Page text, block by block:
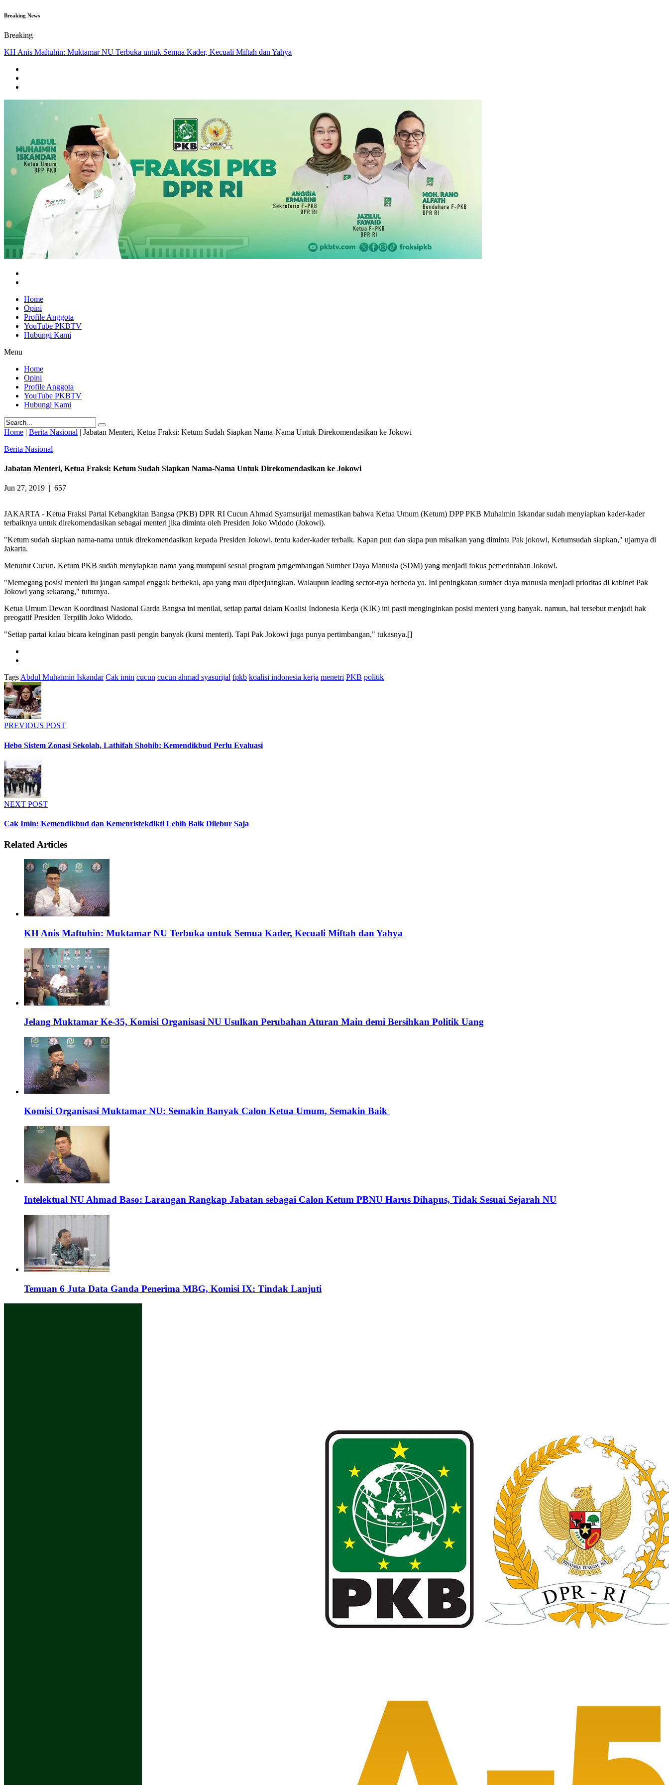
Breaking News
Breaking
KH Anis Maftuhin: Muktamar NU Terbuka untuk Semua Kader, Kecuali Miftah dan Yahya
Home
Opini
Profile Anggota
YouTube PKBTV
Hubungi Kami
Menu
Home
Opini
Profile Anggota
YouTube PKBTV
Hubungi Kami
Home | Berita Nasional | Jabatan Menteri, Ketua Fraksi: Ketum Sudah Siapkan Nama-Nama Untuk Direkomendasikan ke Jokowi
Berita Nasional
Jabatan Menteri, Ketua Fraksi: Ketum Sudah Siapkan Nama-Nama Untuk Direkomendasikan ke Jokowi
Jun 27, 2019 657
JAKARTA - Ketua Fraksi Partai Kebangkitan Bangsa (PKB) DPR RI Cucun Ahmad Syamsurijal memastikan bahwa Ketua Umum (Ketum) DPP PKB Muhaimin Iskandar sudah menyiapkan kader-kader
terbaiknya untuk direkomendasikan sebagai menteri jika diminta oleh Presiden Joko Widodo (Jokowi).
"Ketum sudah siapkan nama-nama untuk direkomendasikan kepada Presiden Jokowi, tentu kader-kader terbaik. Kapan pun dan siapa pun misalkan yang diminta Pak jokowi, Ketumsudah siapkan," ujarnya di
Jakarta.
Menurut Cucun, Ketum PKB sudah menyiapkan nama yang mumpuni sesuai program prngembangan Sumber Daya Manusia (SDM) yang menjadi fokus pemerintahan Jokowi.
"Memegang posisi menteri itu jangan sampai enggak berbekal, apa yang mau diperjuangkan. Walaupun leading sector-nya berbeda ya. Ini peningkatan sumber daya manusia menjadi prioritas di kabinet Pak
Jokowi yang sekarang," tuturnya.
Ketua Umum Dewan Koordinasi Nasional Garda Bangsa ini menilai, setiap partai dalam Koalisi Indonesia Kerja (KIK) ini pasti menginginkan posisi menteri yang banyak. namun, hal tersebut menjadi hak
preogatif Presiden Terpilih Joko Widodo.
"Setiap partai kalau bicara keinginan pasti pengin banyak (kursi menteri). Tapi Pak Jokowi juga punya pertimbangan," tukasnya.[]
TagsAbdul Muhaimin Iskandar Cak imin cucun cucun ahmad syasurijal fpkb koalisi indonesia kerja menetri PKB politik
PREVIOUS POST
Hebo Sistem Zonasi Sekolah, Lathifah Shohib: Kemendikbud Perlu Evaluasi
NEXT POST
Cak Imin: Kemendikbud dan Kemenristekdikti Lebih Baik Dilebur Saja
Related Articles
KH Anis Maftuhin: Muktamar NU Terbuka untuk Semua Kader, Kecuali Miftah dan Yahya
Jelang Muktamar Ke-35, Komisi Organisasi NU Usulkan Perubahan Aturan Main demi Bersihkan Politik Uang
Komisi Organisasi Muktamar NU: Semakin Banyak Calon Ketua Umum, Semakin Baik
Intelektual NU Ahmad Baso: Larangan Rangkap Jabatan sebagai Calon Ketum PBNU Harus Dihapus, Tidak Sesuai Sejarah NU
Temuan 6 Juta Data Ganda Penerima MBG, Komisi IX: Tindak Lanjuti